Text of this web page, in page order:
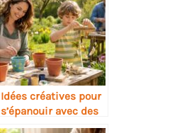
Idées créatives pour
s’épanouir avec des
activités manuelles